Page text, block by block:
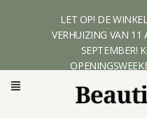
LET OP! DE
VERHUIZING VAN 11
SEPTEMBER!